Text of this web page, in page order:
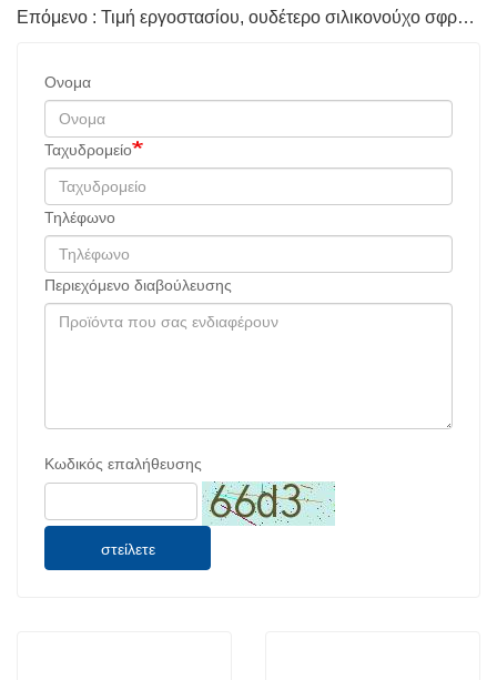
Επόμενο : Τιμή εργοστασίου, ουδέτερο σιλικονούχο σφραγιστικό σιλικόνης με αντοχή σε υψηλές θερμοκρασίες, αντιμυκητιακό
Ονομα
Ταχυδρομείο
Τηλέφωνο
Περιεχόμενο διαβούλευσης
Κωδικός επαλήθευσης
στείλετε